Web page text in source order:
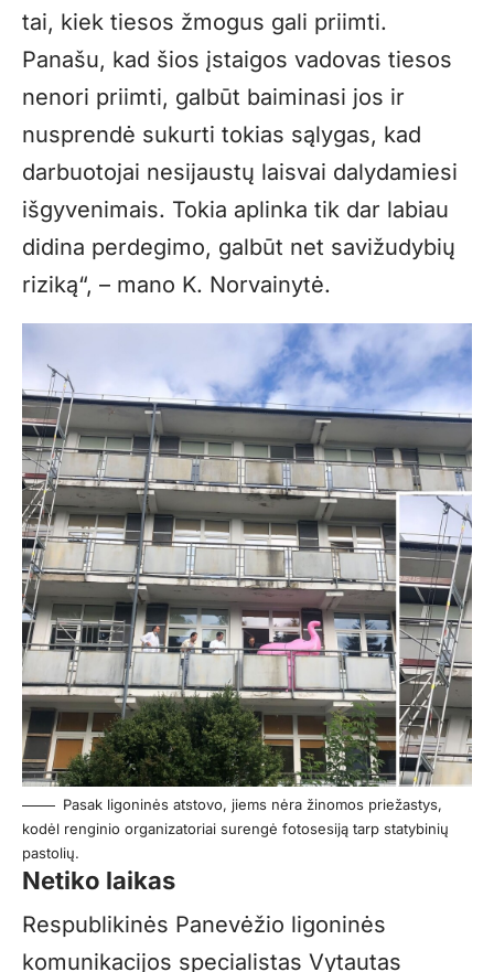
tai, kiek tiesos žmogus gali priimti.
Panašu, kad šios įstaigos vadovas tiesos
nenori priimti, galbūt baiminasi jos ir
nusprendė sukurti tokias sąlygas, kad
darbuotojai nesijaustų laisvai dalydamiesi
išgyvenimais. Tokia aplinka tik dar labiau
didina perdegimo, galbūt net savižudybių
riziką“, – mano K. Norvainytė.
Pasak ligoninės atstovo, jiems nėra žinomos priežastys,
kodėl renginio organizatoriai surengė fotosesiją tarp statybinių
pastolių.
Netiko laikas
Respublikinės Panevėžio ligoninės
komunikacijos specialistas Vytautas